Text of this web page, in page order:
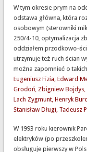
W tym okresie prym na
odstawa główna, która
osobowym (sterowniki
250/4-10, optymalizacja
oddziałem przodkowo-
utrzymuje też ruch ścian
można zapomnieć o
Eugeniusz Fizia, Edward
Grodoń, Zbigniew Bojdys,
Lach Zygmunt, Henryk
Stanisław Długi, Tadeusz
W 1993 roku kierownik
elektryków (po
obsługuje pierwszy w